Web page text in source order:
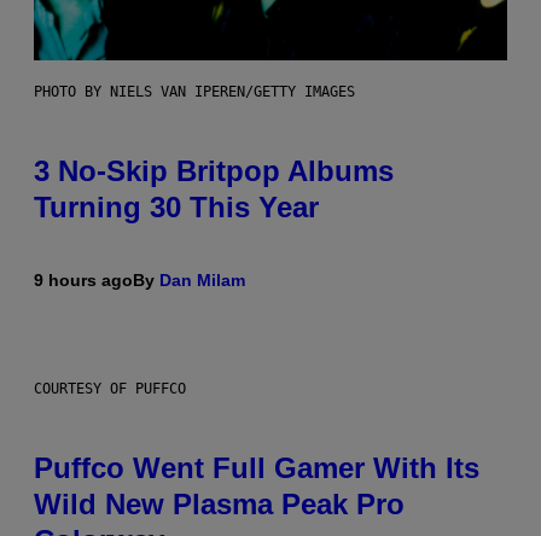
PHOTO BY NIELS VAN IPEREN/GETTY IMAGES
3 No-Skip Britpop Albums
Turning 30 This Year
9 hours agoBy Dan Milam
COURTESY OF PUFFCO
Puffco Went Full Gamer With Its
Wild New Plasma Peak Pro